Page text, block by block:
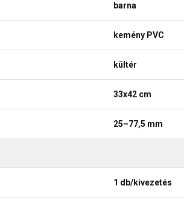
barna
kemény PVC
kültér
33x42 cm
25–77,5 mm
1 db/kivezetés